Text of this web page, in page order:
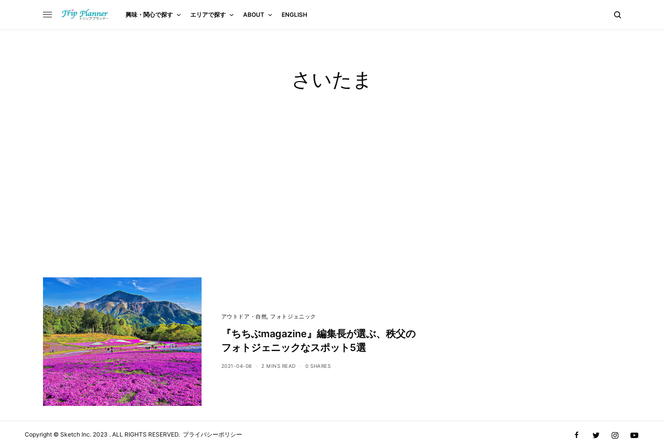
興味・関心で探す エリアで探す ABOUT ENGLISH
さいたま
アウトドア・自然 フォトジェニック
『ちちぶmagazine』編集長が選ぶ、秩父の
フォトジェニックなスポット5選
2021-04-08 2 MINS READ 0 SHARES
Copyright © Sketch Inc. 2023 . ALL RIGHTS RESERVED. プライバシーポリシー